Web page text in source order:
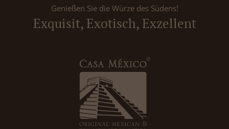
Genießen Sie die Würze des Südens!
Exquisit, Exotisch, Exzellent